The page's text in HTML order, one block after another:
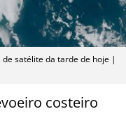
satélite da tarde de hoje |
costeiro